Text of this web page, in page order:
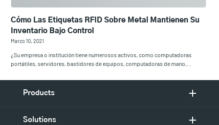
Cómo Las Etiquetas RFID Sobre Metal Mantienen Su
Inventario Bajo Control
Marzo 10, 2021
¿Su empresa o institución tiene numerosos activos, como computadoras
portátiles, servidores, bastidores de equipos, computadoras de mano,...
Products
Solutions